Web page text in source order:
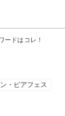
ードはコレ！
・ビアフェス